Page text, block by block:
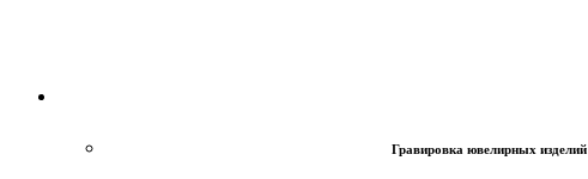
Гравировка ювелирных изделий